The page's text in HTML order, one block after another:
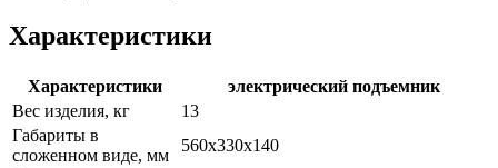
Характеристики
Характеристики
электрический подъемник
Вес изделия, кг
13
Габариты в
сложенном виде, мм
560х330х140